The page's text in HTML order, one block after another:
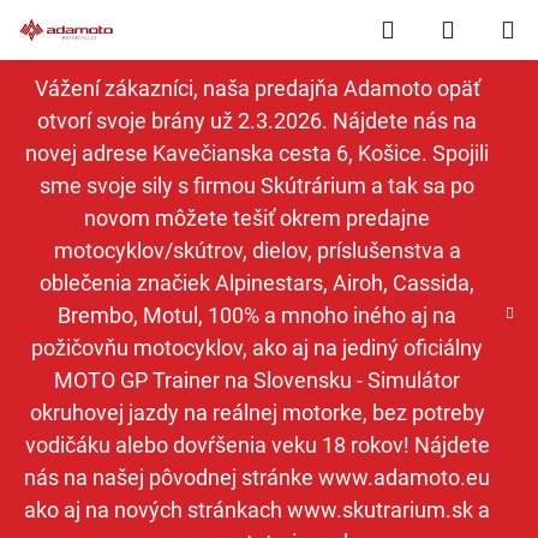
na
obsah
Vážení zákazníci, naša predajňa Adamoto opäť
otvorí svoje brány už 2.3.2026. Nájdete nás na
novej adrese Kavečianska cesta 6, Košice. Spojili
sme svoje sily s firmou Skútrárium a tak sa po
novom môžete tešiť okrem predajne
motocyklov/skútrov, dielov, príslušenstva a
oblečenia značiek Alpinestars, Airoh, Cassida,
Brembo, Motul, 100% a mnoho iného aj na
požičovňu motocyklov, ako aj na jediný oficiálny
MOTO GP Trainer na Slovensku - Simulátor
okruhovej jazdy na reálnej motorke, bez potreby
vodičáku alebo dovŕšenia veku 18 rokov! Nájdete
nás na našej pôvodnej stránke www.adamoto.eu
ako aj na nových stránkach www.skutrarium.sk a
Hľadať
KOŠÍK